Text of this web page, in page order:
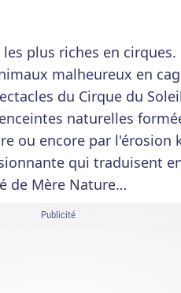
les plus riches en
malheureux en
du Cirque du
naturelles
ou encore par l'érosion
qui traduisent
de Mère Nature…
Publicité